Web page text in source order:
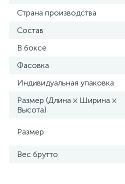
Страна производства
Состав
В боксе
Фасовка
Индивидуальная упаковка
Размер (Длина × Ширина ×
Высота)
Размер
Вес брутто